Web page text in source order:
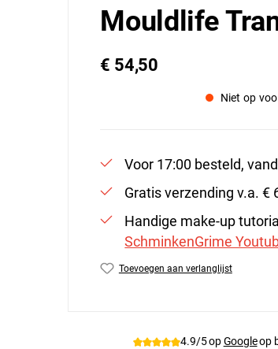
Mouldlife
€ 54,50
Niet op
Voor 17:00 besteld,
Gratis verzending v.a. €
Handige make-up
SchminkenGrime
Toevoegen aan verlanglijst
4.9/5 opGoogleop